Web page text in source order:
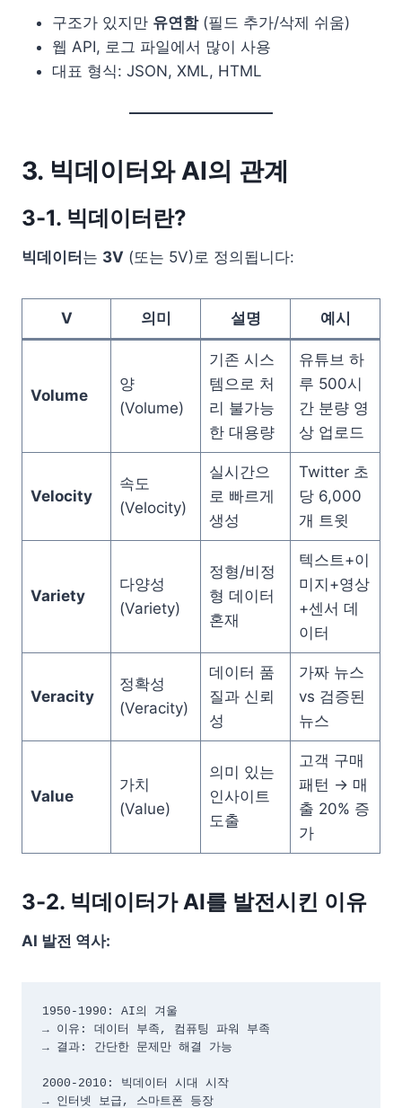
구조가 있지만 유연함(필드 추가/삭제 쉬움)
웹 API, 로그 파일에서 많이 사용
대표 형식: JSON, XML, HTML
3. 빅데이터와 AI의 관계
3-1. 빅데이터란?
빅데이터 는 3V (또는 5V)로 정의됩니다:
V 의미 설명 예시
Volume
양
(Volume)
기존 시스
템으로 처
리 불가능
한 대용량
유튜브 하
루 500시
간 분량 영
상 업로드
Velocity
속도
(Velocity)
실시간으
로 빠르게
생성
Twitter 초
당 6,000
개 트윗
Variety
다양성
(Variety)
정형/비정
형 데이터
혼재
텍스트+이
미지+영상
+센서 데
이터
Veracity
정확성
(Veracity)
데이터 품
질과 신뢰
성
가짜 뉴스
vs 검증된
뉴스
Value
가치
(Value)
의미 있는
인사이트
도출
고객 구매
패턴 → 매
출 20% 증
가
3-2. 빅데이터가 AI를 발전시킨 이유
AI 발전 역사:
1950-1990: AI의 겨울
→ 이유: 데이터 부족, 컴퓨팅 파워 부족
→ 결과: 간단한 문제만 해결 가능
2000-2010: 빅데이터 시대 시작
→ 인터넷 보급, 스마트폰 등장